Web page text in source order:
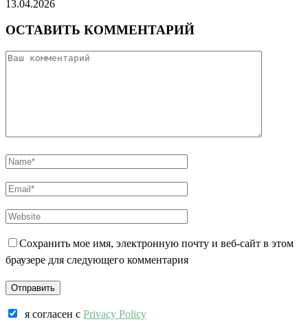
13.04.2026
ОСТАВИТЬ КОММЕНТАРИЙ
Сохранить мое имя, электронную почту и веб-сайт в этом
браузере для следующего комментария
я согласен c Privacy Policy